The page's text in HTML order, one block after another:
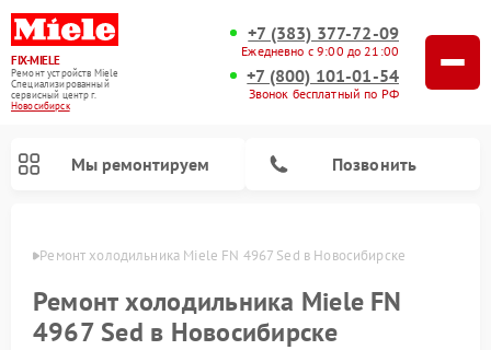
FIX-MIELE
Ремонт устройств Miele
Специализированный
cервисный центр г.
Новосибирск
+7 (383) 377-72-09
Ежедневно с 9:00 до 21:00
+7 (800) 101-01-54
Звонок бесплатный по РФ
Мы ремонтируем Позвонить
Ремонт холодильника Miele FN 4967 Sed в Новосибирске
Ремонт холодильника Miele FN
4967 Sed в Новосибирске